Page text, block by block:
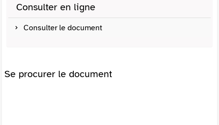
Consulter en ligne
Consulter le document
Se procurer le document